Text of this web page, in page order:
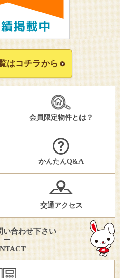
はコチラから
会員限定物件とは？
かんたんQ&A
交通アクセス
い合わせ下さい